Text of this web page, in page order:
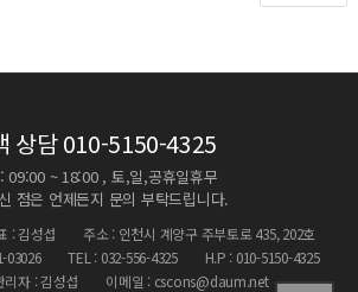
상담010-5150-4325
09:00 ~ 18:00 , 토,일,공휴일휴무
점은 언제든지 문의 부탁드립니다.
: 김성섭
주소 : 인천시 계양구 주부토로 435, 202호
03026
TEL : 032-556-4325
H.P : 010-5150-4325
자 : 김성섭
이메일 : cscons@daum.net